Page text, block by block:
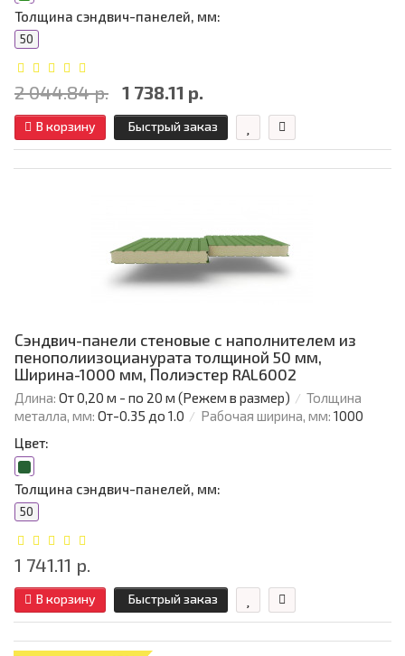
Толщина сэндвич-панелей, мм:
50
2 044.84 р. 1 738.11 р.
В корзину Быстрый заказ
Сэндвич-панели стеновые с наполнителем из
пенополиизоцианурата толщиной 50 мм,
Ширина-1000 мм, Полиэстер RAL6002
Длина: От 0,20 м - по 20 м (Режем в размер)
Толщина
металла, мм: От-0.35 до 1.0 Рабочая ширина, мм: 1000
Цвет:
Толщина сэндвич-панелей, мм:
50
1 741.11 р.
В корзину Быстрый заказ